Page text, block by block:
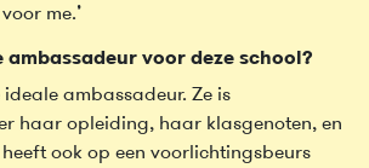
me.’
ambassadeur voor deze school?
ideale ambassadeur. Ze is
haar opleiding, haar klasgenoten, en
ook op een voorlichtingsbeurs